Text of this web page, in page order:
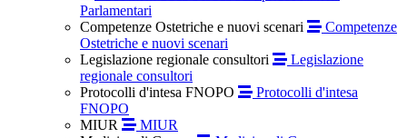
Parlamentari
Competenze Ostetriche e nuovi scenari
Competenze
Ostetriche e nuovi scenari
Legislazione regionale consultori
Legislazione
regionale consultori
Protocolli d'intesa FNOPO
Protocolli d'intesa
FNOPO
MIUR
MIUR